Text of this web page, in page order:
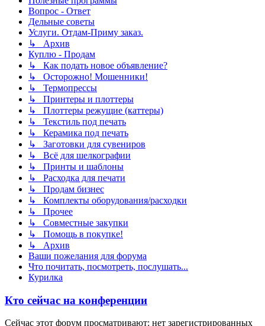
Вопрос - Ответ
Дельные советы
Услуги. Отдам-Приму заказ.
↳ Архив
Куплю - Продам
↳ Как подать новое объявление?
↳ Осторожно! Мошенники!
↳ Термопрессы
↳ Принтеры и плоттеры
↳ Плоттеры режущие (каттеры)
↳ Текстиль под печать
↳ Керамика под печать
↳ Заготовки для сувениров
↳ Всё для шелкографии
↳ Принты и шаблоны
↳ Расходка для печати
↳ Продам бизнес
↳ Комплекты оборудования/расходки
↳ Прочее
↳ Совместные закупки
↳ Помощь в покупке!
↳ Архив
Ваши пожелания для форума
Что почитать, посмотреть, послушать...
Курилка
Кто сейчас на конференции
Сейчас этот форум просматривают: нет зарегистрированных